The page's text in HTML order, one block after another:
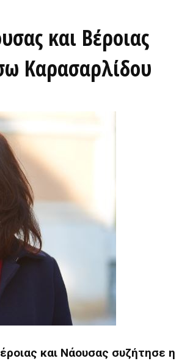
και Βέροιας
Καρασαρλίδου
και Νάουσας συζήτησε η